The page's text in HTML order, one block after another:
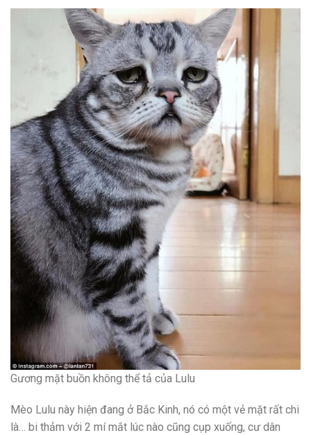
Gương mặt buồn không thể tả của Lulu
Mèo Lulu này hiện đang ở Bắc Kinh, nó có một vẻ mặt rất chi
là… bi thảm với 2 mí mắt lúc nào cũng cụp xuống, cư dân